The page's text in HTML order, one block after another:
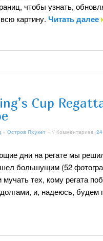
чтобы узнать,
картину. Читать далее
Cup
» Остров Пхукет » // Комментариев: 24
дни на регате мы
большущим (52
мучать тех, кому регата
и, надеюсь, будем